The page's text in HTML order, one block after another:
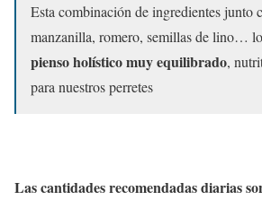
Esta combinación de ingredientes junto
manzanilla, romero, semillas de lino…
pienso holístico muy equilibrado,
para nuestros perretes
Las cantidades recomendadas diarias